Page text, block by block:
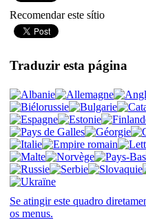
Recomendar este sítio
Traduzir esta página
Se atingir este quadro
os menus.